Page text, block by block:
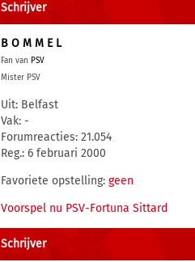
Schrijver
B O M M E L
Fan van PSV
Mister PSV
Uit: Belfast
Vak: -
Forumreacties: 21.054
Reg.: 6 februari 2000
Favoriete opstelling: geen
Voorspel nu PSV-Fortuna Sittard
Schrijver